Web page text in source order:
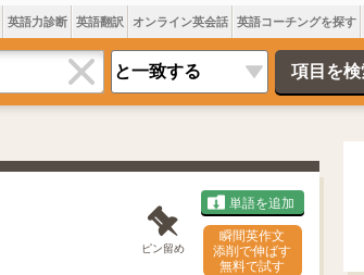
英語力診断 英語翻訳 オンライン英会話 英語コーチングを探す
ピン留め
単語を追加
瞬間英作文
添削で伸ばす
無料で試す